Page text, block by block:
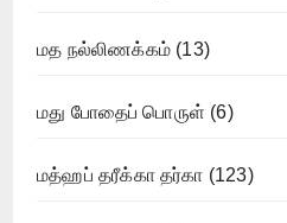
மத நல்லிணக்கம் (13)
மது போதைப் பொருள் (6)
மத்ஹப் தரீக்கா தர்கா (123)